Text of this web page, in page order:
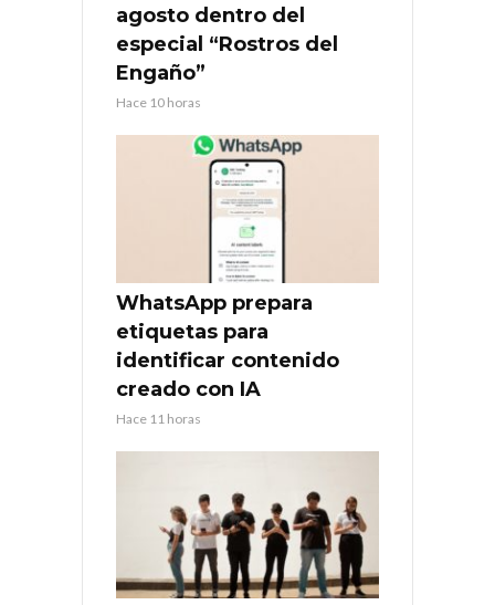
agosto dentro del
especial “Rostros del
Engaño”
Hace 10 horas
WhatsApp prepara
etiquetas para
identificar contenido
creado con IA
Hace 11 horas